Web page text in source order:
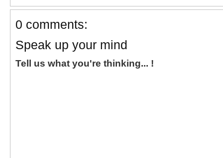
0 comments:
Speak up your mind
Tell us what you're thinking... !